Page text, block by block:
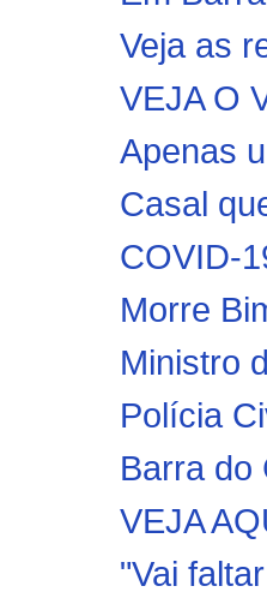
Veja as
VEJA O
Apenas
Casal
COVID-
Morre
Ministro
Polícia
Barra do
VEJA
"Vai